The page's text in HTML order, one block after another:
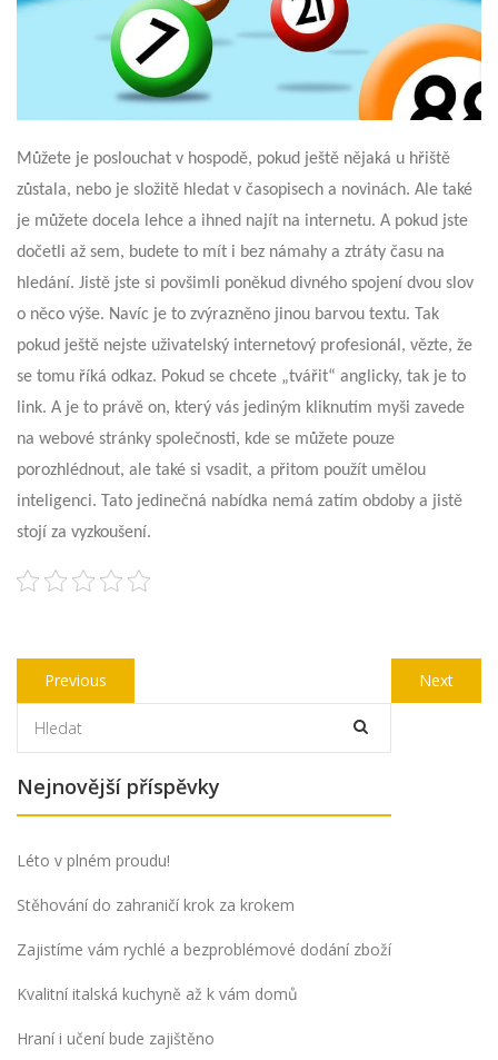
Můžete je poslouchat v hospodě, pokud ještě nějaká u hřiště
zůstala, nebo je složitě hledat v časopisech a novinách. Ale také
je můžete docela lehce a ihned najít na internetu. A pokud jste
dočetli až sem, budete to mít i bez námahy a ztráty času na
hledání. Jistě jste si povšimli poněkud divného spojení dvou slov
o něco výše. Navíc je to zvýrazněno jinou barvou textu. Tak
pokud ještě nejste uživatelský internetový profesionál, vězte, že
se tomu říká odkaz. Pokud se chcete „tvářit“ anglicky, tak je to
link. A je to právě on, který vás jediným kliknutím myši zavede
na webové stránky společnosti, kde se můžete pouze
porozhlédnout, ale také si vsadit, a přitom použít umělou
inteligenci. Tato jedinečná nabídka nemá zatím obdoby a jistě
stojí za vyzkoušení.
Navigace
pro
příspěvek
Previous
post:
NextNext
post:
Nejnovější příspěvky
Léto v plném proudu!
Stěhování do zahraničí krok za krokem
Zajistíme vám rychlé a bezproblémové dodání zboží
Kvalitní italská kuchyně až k vám domů
Hraní i učení bude zajištěno